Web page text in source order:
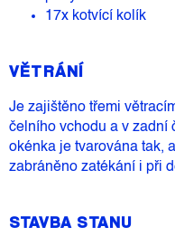
17x kotvící kolík
VĚTRÁNÍ
Je zajištěno třemi
čelního vchodu a v zadní
okénka je tvarována tak,
zabráněno zatékání i při
STAVBA STANU